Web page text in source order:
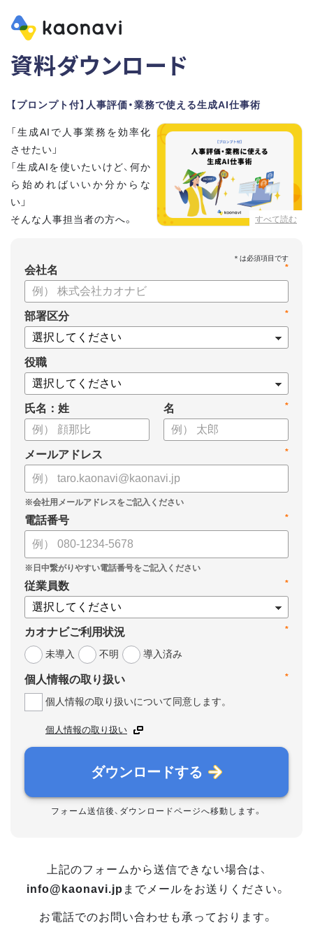
資料ダウンロード
【プロンプト付】人事評価・業務で使える生成AI仕事術
すべて読む
「生成AIで人事業務を効率化
させたい」
「生成AIを使いたいけど、何か
ら始めればいいか分からな
い」
そんな人事担当者の方へ。
本資料では、人事担当者300名の実態調査をもとに現場ですぐ
に役立つ生成AI活用術を紹介しています。
生成AI利用時のポイントや注意事項もまとめているため、これ
から始める方も安心です。評価シートフォーマットの作成や素
案の生成など、コピペで使えるプロンプトも収録！
生成AIを「壁打ち相手」や「作業アシスタント」にして、明日か
らの人事業務を効率化してみませんか？
【資料の内容】
・人事担当者に聞いた「生成AI活用に関する実態調査」
・生成AI利用における注意点やルール
・今日から使えるプロンプト集（人事評価、エンゲージメント業
務）
*
会社名
*
部署区分
役職
氏名：姓 *
名
*
メールアドレス
*
電話番号
*
従業員数
*
カオナビご利用状況
未導入
不明 導入済み
*
個人情報の取り扱い
個人情報の取り扱いについて同意します。
個人情報の取り扱い
ダウンロードする
フォーム送信後、ダウンロードページへ移動します。
上記のフォームから送信できない場合は、
info@kaonavi.jp までメールをお送りください。
お電話でのお問い合わせも承っております。